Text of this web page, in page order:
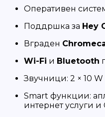
Оперативен
Поддршка за Hey
Вграден
Wi-Fi и Bluetooth
Звучници: 2 × 10 W
Smart функции:
интернет услуги